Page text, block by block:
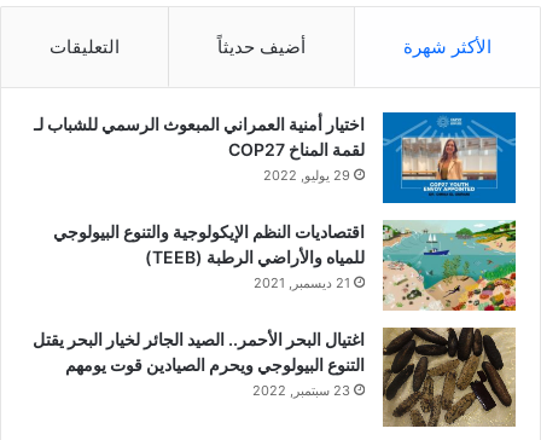
الأكثر شهرة أضيف حديثاً التعليقات
اختيار أمنية العمراني المبعوث الرسمي للشباب لـ
لقمة المناخ COP27
29 يوليو, 2022
اقتصاديات النظم الإيكولوجية والتنوع البيولوجي
للمياه والأراضي الرطبة (TEEB)
21 ديسمبر, 2021
اغتيال البحر الأحمر.. الصيد الجائر لخيار البحر يقتل
التنوع البيولوجي ويحرم الصيادين قوت يومهم
23 سبتمبر, 2022